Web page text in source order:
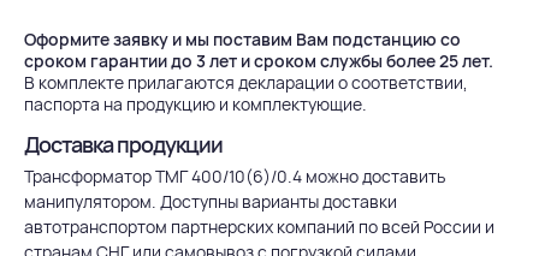
Оформите заявку и мы поставим Вам подстанцию со
сроком гарантии до 3 лет и сроком службы более 25 лет.
В комплекте прилагаются декларации о соответствии,
паспорта на продукцию и комплектующие.
Доставка продукции
Трансформатор ТМГ 400/10(6)/0.4 можно доставить
манипулятором. Доступны варианты доставки
автотранспортом партнерских компаний по всей России и